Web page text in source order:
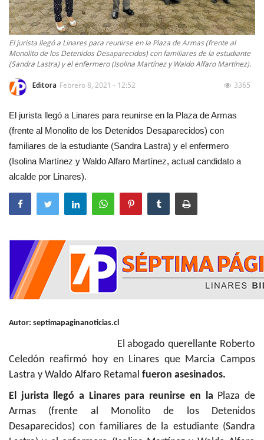
El jurista llegó a Linares para reunirse en la Plaza de Armas (frente al
Monolito de los Detenidos Desaparecidos) con familiares de la estudiante
(Sandra Lastra) y el enfermero (Isolina Martínez y Waldo Alfaro Martínez).
Editora Febrero 8, 2021 - 12:52 3365
El jurista llegó a Linares para reunirse en la Plaza de Armas
(frente al Monolito de los Detenidos Desaparecidos) con
familiares de la estudiante (Sandra Lastra) y el enfermero
(Isolina Martínez y Waldo Alfaro Martínez, actual candidato a
alcalde por Linares).
Autor: septimapaginanoticias.cl
El abogado querellante Roberto
Celedón reafirmó hoy en Linares que Marcia Campos
Lastra y Waldo Alfaro Retamal fueron asesinados.
El jurista llegó a Linares para reunirse en la Plaza de
Armas (frente al Monolito de los Detenidos
Desaparecidos) con familiares de la estudiante (Sandra